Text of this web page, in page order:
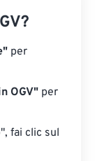
per
OGV" per
fai clic sul